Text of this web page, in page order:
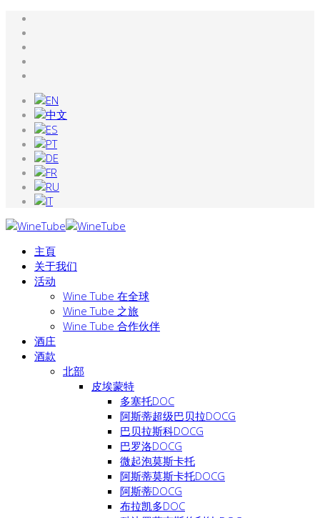
主頁
关于我们
活动
Wine Tube 在全球
Wine Tube 之旅
Wine Tube 合作伙伴
酒庄
酒款
北部
皮埃蒙特
多塞托DOC
阿斯蒂超级巴贝拉DOCG
巴贝拉斯科DOCG
巴罗洛DOCG
微起泡莫斯卡托
阿斯蒂莫斯卡托DOCG
阿斯蒂DOCG
布拉凯多DOC